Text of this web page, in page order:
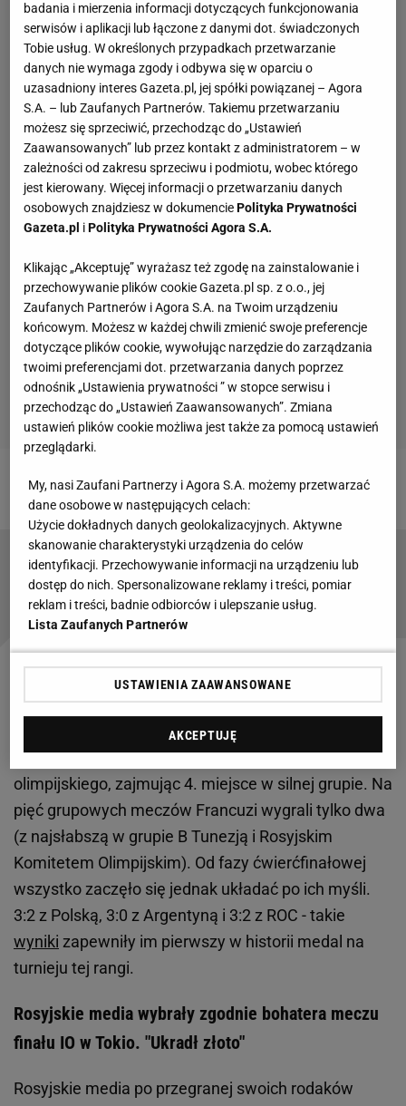
Zobacz wideo
FIVB ogłosiła drużynę gwiazd i MVP turnieju
olimpijskiego siatkarzy
Igrzyska olimpijskiew Tokio były dla Trójkolorowych
przełamaniem fatalnej passy, choć na początku
rywalizacji Francuzi przeżywali ciężkie chwile i ledwo
zakwalifikowali się do ćwierćfinałuturnieju
olimpijskiego, zajmując 4. miejsce w silnej grupie. Na
pięć grupowych meczów Francuzi wygrali tylko dwa
(z najsłabszą w grupie B Tunezją i Rosyjskim
Komitetem Olimpijskim). Od fazy ćwierćfinałowej
wszystko zaczęło się jednak układać po ich myśli.
3:2 z Polską, 3:0 z Argentyną i 3:2 z ROC - takie
wyniki zapewniły im pierwszy w historii medal na
turnieju tej rangi.
Rosyjskie media wybrały zgodnie bohatera meczu
finału IO w Tokio. "Ukradł złoto"
Rosyjskie media po przegranej swoich rodaków
badania i mierzenia informacji dotyczących funkcjonowania
serwisów i aplikacji lub łączone z danymi dot. świadczonych
Tobie usług. W określonych przypadkach przetwarzanie
danych nie wymaga zgody i odbywa się w oparciu o
uzasadniony interes Gazeta.pl, jej spółki powiązanej – Agora
S.A. – lub Zaufanych Partnerów. Takiemu przetwarzaniu
możesz się sprzeciwić, przechodząc do „Ustawień
Zaawansowanych” lub przez kontakt z administratorem – w
zależności od zakresu sprzeciwu i podmiotu, wobec którego
jest kierowany. Więcej informacji o przetwarzaniu danych
osobowych znajdziesz w dokumenciePolityka Prywatności
Gazeta.pl iPolityka Prywatności Agora S.A.
Klikając „Akceptuję” wyrażasz też zgodę na zainstalowanie i
przechowywanie plików cookie Gazeta.pl sp. z o.o., jej
Zaufanych Partnerów i Agora S.A. na Twoim urządzeniu
końcowym. Możesz w każdej chwili zmienić swoje preferencje
dotyczące plików cookie, wywołując narzędzie do zarządzania
twoimi preferencjami dot. przetwarzania danych poprzez
odnośnik „Ustawienia prywatności ” w stopce serwisu i
przechodząc do „Ustawień Zaawansowanych”. Zmiana
ustawień plików cookie możliwa jest także za pomocą ustawień
przeglądarki.
My, nasi Zaufani Partnerzy i Agora S.A. możemy przetwarzać
dane osobowe w następujących celach:
Użycie dokładnych danych geolokalizacyjnych. Aktywne
skanowanie charakterystyki urządzenia do celów
identyfikacji. Przechowywanie informacji na urządzeniu lub
dostęp do nich. Spersonalizowane reklamy i treści, pomiar
reklam i treści, badnie odbiorców i ulepszanie usług.
Lista Zaufanych Partnerów
USTAWIENIA ZAAWANSOWANE
AKCEPTUJĘ